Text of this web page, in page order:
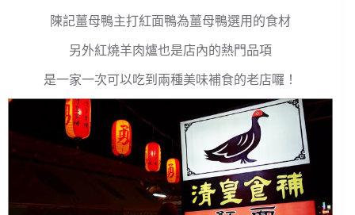
陳記薑母鴨主打紅面鴨為薑母鴨選用的食材
另外紅燒羊肉爐也是店內的熱門品項
是一家一次可以吃到兩種美味補食的老店囉！